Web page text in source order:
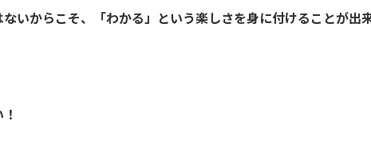
いからこそ、「わかる」という楽しさを身に付けることが出